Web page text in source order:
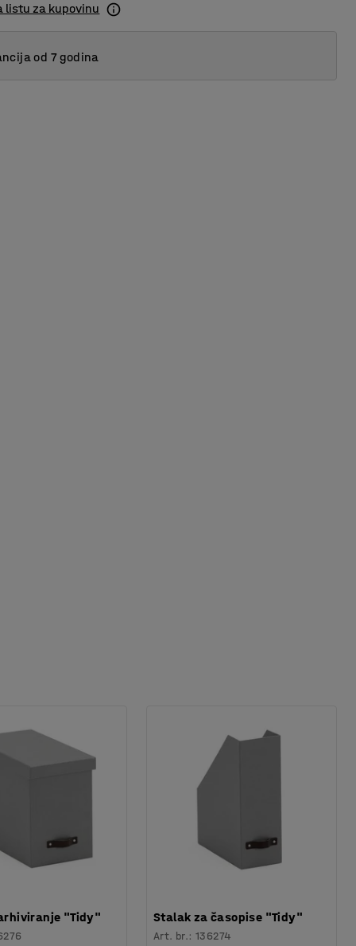
listu za kupovinu
od 7 godina
"Tidy" Stalak za časopise "Tidy"
Art. br.:136274